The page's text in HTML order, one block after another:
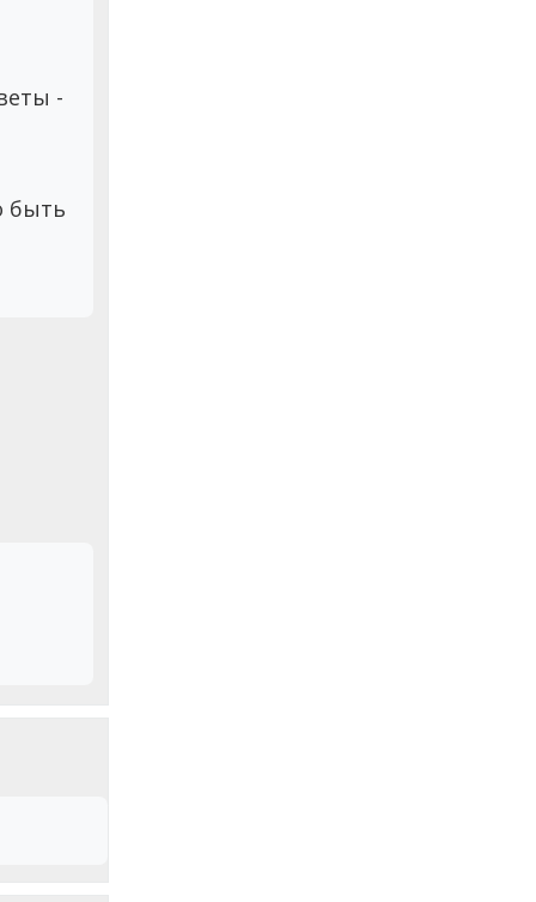
-
быть